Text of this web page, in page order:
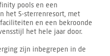
pools en een
het 5-sterrenresort, met
en een bekroonde
het hele jaar door.
zijn inbegrepen in de